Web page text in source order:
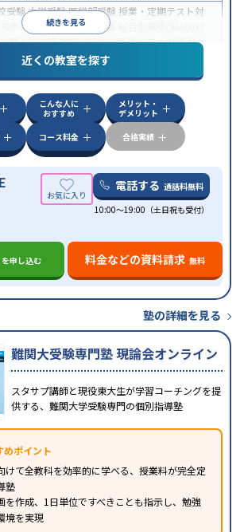
続きを見る
受験大学受験医学部受験 授業・定期テスト対
内申点対策学習習慣の定着
推薦入試対策学校別特化対策国公立大対策私大
共通テスト対策英検(英語検定)対策
その
一貫校生に対応授業の振替可能 不登校生に対
学習にPC・タブレットを利用オンライン対応
から受講可能季節講習のみの受講可発達障害
どもに対応
近くの教室を探す
こんな人に
おすすめ
メリット・
デメリット
コース料金 合格実績
電話する 通話料無料
10:00～19:00（土日祝も受付）
を申し込む 料金などの資料請求 無料
塾の詳細を見る
難関大受験専門塾 現論会オンライン
スタサプ講師と現役東大生が学習コーチングを提
供する、難関大学受験専門の個別指導塾
めポイント
けて全教科を効率的に学べる、授業料が完全定
塾
を作成、1日単位ですべきことも指示し、勉強
境を実現